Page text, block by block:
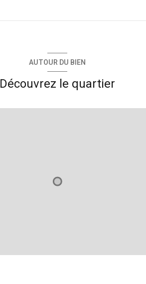
AUTOUR DU BIEN
Découvrez le quartier